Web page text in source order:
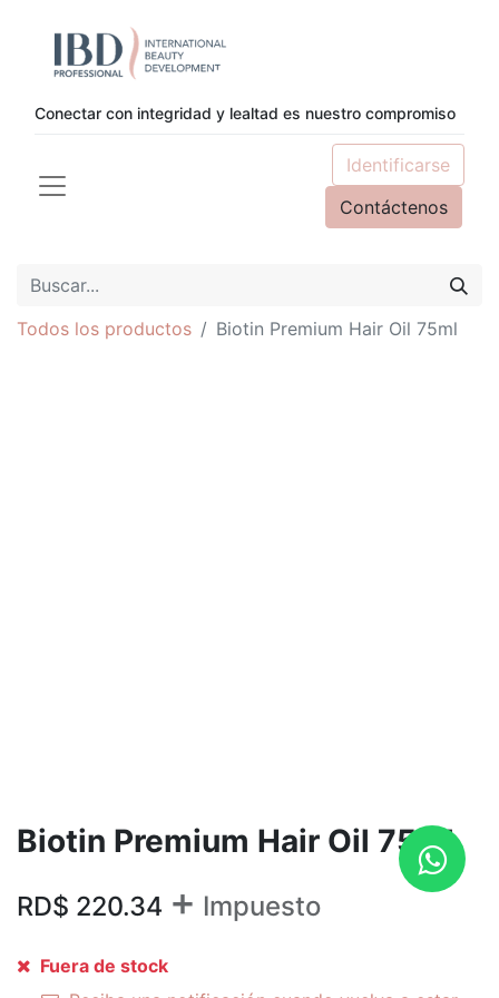
Conectar con integridad y lealtad es nuestro compromiso
Identificarse
Contáctenos
Todos los productos Biotin Premium Hair Oil 75ml
Biotin Premium Hair Oil 75ml
RD$ 220.34 + Impuesto
Fuera de stock